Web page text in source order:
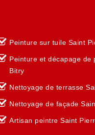
Peinture sur tuile Saint
Peinture et décapage de
Bitry
Nettoyage de terrasse
Nettoyage de façade
Artisan peintre Saint